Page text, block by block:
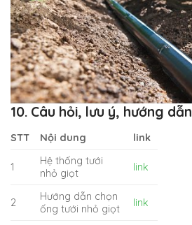
10. Câu hỏi, lưu ý, hướng dẫn
STT Nội dung link
1
Hệ thống tưới
nhỏ giọt
link
2
Hướng dẫn chọn
ống tưới nhỏ giọt
link